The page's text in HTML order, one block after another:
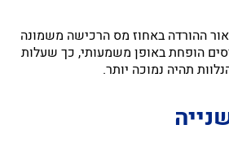
ההורדה באחוז מס הרכישה משמונה
הופחת באופן משמעותי, כך שעלות
תהיה נמוכה יותר.